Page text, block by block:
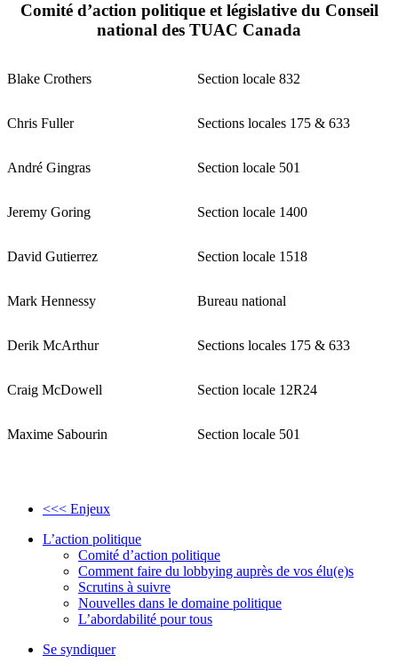
Comité d’action politique et législative du Conseil
national des TUAC Canada
Blake Crothers Section locale 832
Chris Fuller Sections locales 175 & 633
André Gingras Section locale 501
Jeremy Goring Section locale 1400
David Gutierrez Section locale 1518
Mark Hennessy Bureau national
Derik McArthur Sections locales 175 & 633
Craig McDowell Section locale 12R24
Maxime Sabourin Section locale 501
<<< Enjeux
L’action politique
Comité d’action politique
Comment faire du lobbying auprès de vos élu(e)s
Scrutins à suivre
Nouvelles dans le domaine politique
L’abordabilité pour tous
Se syndiquer